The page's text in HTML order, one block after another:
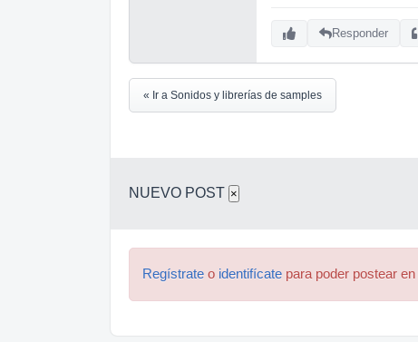
Responder
« Ir a Sonidos y librerías de samples
NUEVO POST ×
Regístrate o identifícate para poder postear